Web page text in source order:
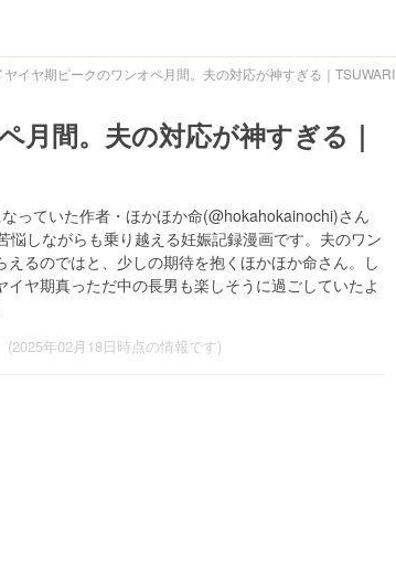
ヤイヤ期ピークのワンオペ月間。夫の対応が神すぎる｜TSUWARI
月間。夫の対応が神すぎる｜
っていた作者・ほかほか命(@hokahokainochi)さん
しながらも乗り越える妊娠記録漫画です。夫のワン
るのではと、少しの期待を抱くほかほか命さん。し
ヤ期真っただ中の長男も楽しそうに過ごしていたよ
(2025年02月18日時点の情報です)